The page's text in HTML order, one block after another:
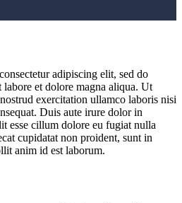
adipiscing elit, sed do
et dolore magna aliqua. Ut
exercitation ullamco laboris nisi
Duis aute irure dolor in
esse cillum dolore eu fugiat nulla
cupidatat non proident, sunt in
anim id est laborum.